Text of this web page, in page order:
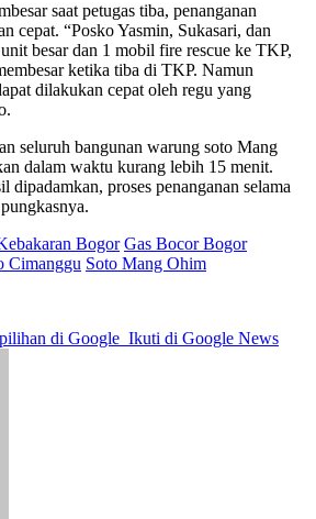
saat petugas tiba, penanganan
cepat. “Posko Yasmin, Sukasari, dan
besar dan 1 mobil fire rescue ke TKP,
ketika tiba di TKP. Namun
dilakukan cepat oleh regu yang
seluruh bangunan warung soto Mang
dalam waktu kurang lebih 15 menit.
dipadamkan, proses penanganan selama
Bogor Gas Bocor Bogor
Cimanggu Soto Mang Ohim
di Google Ikuti di Google News